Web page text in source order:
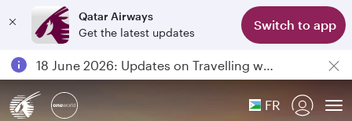
Qatar Airways
Get the latest updates
Switch to app
Passengers flying between Doha and Auckland on QR914 and QR915
18 June 2026: Updates on Travelling with Power Banks
Qatar Airways Expands Global Network to over 160 DestinationsFR